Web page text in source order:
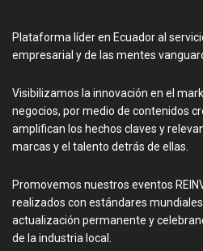
Plataforma líder en Ecuador al
empresarial y de las mentes
Visibilizamos la innovación en el
negocios, por medio de contenidos
amplifican los hechos claves y
marcas y el talento detrás de ellas.
Promovemos nuestros eventos
realizados con estándares
actualización permanente y
de la industria local.